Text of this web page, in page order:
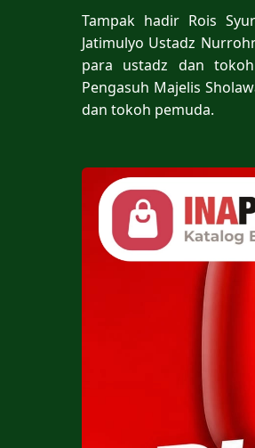
Tampak hadir Rois
Jatimulyo Ustadz
para ustadz dan
Pengasuh Majelis
dan tokoh pemuda.